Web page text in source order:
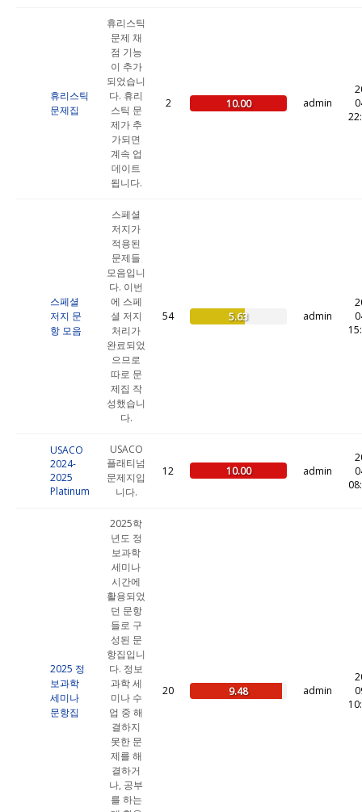
휴리스틱
문제집
휴리스틱
문제 채
점 기능
이 추가
되었습니
다. 휴리
스틱 문
제가 추
가되면
계속 업
데이트
됩니다.
2 10.00 admin
스페셜
저지 문
항 모음
스페셜
저지가
적용된
문제들
모음입니
다. 이번
에 스페
셜 저지
처리가
완료되었
으므로
따로 문
제집 작
성했습니
다.
54 5.63 admin
USACO
2024-
2025
Platinum
USACO
플래티넘
문제지입
니다.
12 10.00 admin
2025 정
보과학
세미나
문항집
2025학
년도 정
보과학
세미나
시간에
활용되었
던 문항
들로 구
성된 문
항집입니
다. 정보
과학 세
미나 수
업 중 해
결하지
못한 문
제를 해
결하거
나, 공부
를 하는
20 9.48 admin